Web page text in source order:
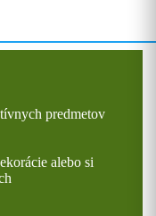
predmetov
alebo si